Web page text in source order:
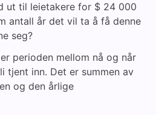
ut til leietakere for $ 24 000
antall år det vil ta å få denne
seg?
perioden mellom nå og når
tjent inn. Det er summen av
og den årlige